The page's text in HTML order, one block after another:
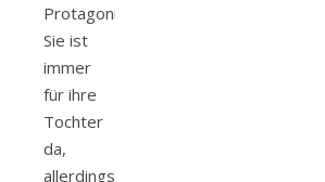
Protagonistin.
Sie ist
immer
für ihre
Tochter
da,
allerdings